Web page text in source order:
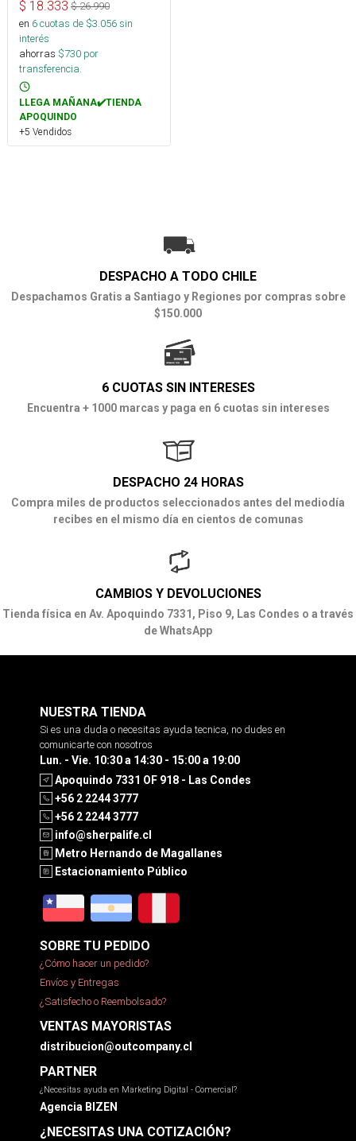
$ 18.333 $26.990
en 6cuotas de $3.056sin
interés
ahorras $730 por
transferencia.
LLEGA MAÑANA✔️TIENDA
APOQUINDO
+5 Vendidos
DESPACHO A TODO CHILE
Despachamos Gratis a Santiago y Regiones por compras sobre
$150.000
6 CUOTAS SIN INTERESES
Encuentra + 1000 marcas y paga en 6 cuotas sin intereses
DESPACHO 24 HORAS
Compra miles de productos seleccionados antes del mediodía
recibes en el mismo día en cientos de comunas
CAMBIOS Y DEVOLUCIONES
Tienda física en Av. Apoquindo 7331, Piso 9, Las Condes o a través
de WhatsApp
NUESTRA TIENDA
Si es una duda o necesitas ayuda tecnica, no dudes en
comunicarte con nosotros
Lun. - Vie. 10:30 a 14:30 - 15:00 a 19:00
Apoquindo 7331 OF 918 - Las Condes
+56 2 2244 3777
+56 2 2244 3777
info@sherpalife.cl
Metro Hernando de Magallanes
Estacionamiento Público
SOBRE TU PEDIDO
¿Cómo hacer un pedido?
Envíos y Entregas
¿Satisfecho o Reembolsado?
VENTAS MAYORISTAS
distribucion@outcompany.cl
PARTNER
¿Necesitas ayuda en Marketing Digital - Comercial?
Agencia BIZEN
¿NECESITAS UNA COTIZACIÓN?